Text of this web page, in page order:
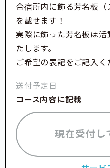
合宿所内に飾る芳名板
を載せます！
実際に飾った芳名板は
たします。
ご希望の表記をご記入く
送付予定日
コース内容に記載
現在受付し